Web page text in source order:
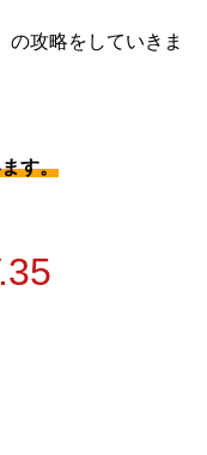
の攻略をしていきま
す。